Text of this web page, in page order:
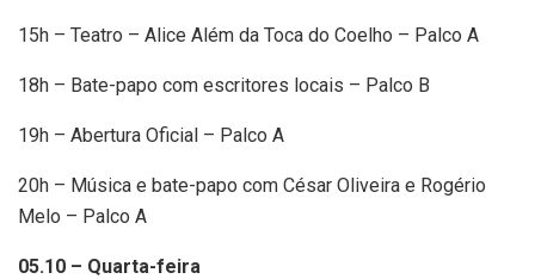
15h – Teatro – Alice Além da Toca do Coelho – Palco A
18h – Bate-papo com escritores locais – Palco B
19h – Abertura Oficial – Palco A
20h – Música e bate-papo com César Oliveira e Rogério
Melo – Palco A
05.10 – Quarta-feira